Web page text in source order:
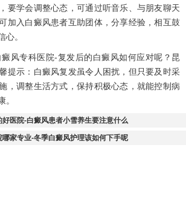
要学会调整心态，可通过听音乐、与朋友聊天
加入白癜风患者互助团体，分享经验，相互鼓
心。
专科医院-复发后的白癜风如何应对呢？昆
提示：白癜风复发虽令人困扰，但只要及时采
，调整生活方式，保持积极心态，就能控制病
。
好医院-白癜风患者小雪养生要注意什么
哪家专业-冬季白癜风护理该如何下手呢